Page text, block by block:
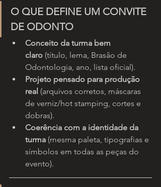
O QUE DEFINE UM CONVITE
DE ODONTO
Conceito da turma bem
claro (título, lema, Brasão de
Odontologia, ano, lista oficial).
Projeto pensado para produção
real (arquivos corretos, máscaras
de verniz/hot stamping, cortes e
dobras).
Coerência com a identidade da
turma (mesma paleta, tipografias e
símbolos em todas as peças do
evento).